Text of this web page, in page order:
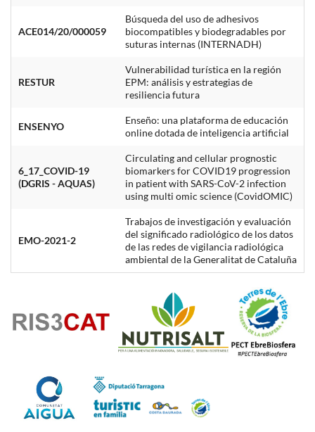
ACE014/20/000059
Búsqueda del uso de adhesivos
biocompatibles y biodegradables por
suturas internas (INTERNADH)
RESTUR
Vulnerabilidad turística en la región
EPM: análisis y estrategias de
resiliencia futura
ENSENYO
Enseño: una plataforma de educación
online dotada de inteligencia artificial
6_17_COVID-19
(DGRIS - AQUAS)
Circulating and cellular prognostic
biomarkers for COVID19 progression
in patient with SARS-CoV-2 infection
using multi omic science (CovidOMIC)
EMO-2021-2
Trabajos de investigación y evaluación
del significado radiológico de los datos
de las redes de vigilancia radiológica
ambiental de la Generalitat de Cataluña